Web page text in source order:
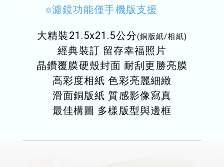
⌾濾鏡功能僅手機版支援
大精裝21.5x21.5公分(銅版紙/相紙)
經典裝訂 留存幸福照片
晶鑽覆膜硬殼封面 耐刮更勝亮膜
高彩度相紙 色彩亮麗細緻
滑面銅版紙 質感影像寫真
最佳構圖 多樣版型與邊框